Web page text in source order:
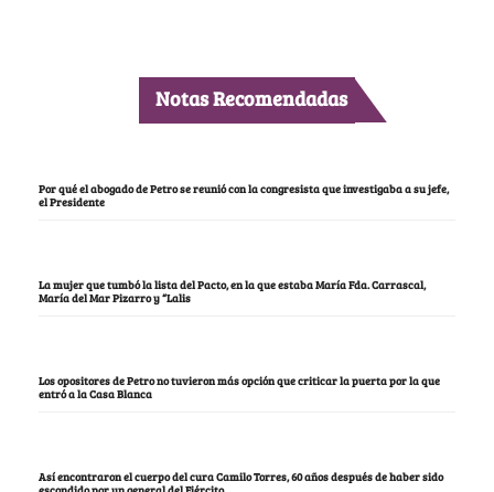
Notas Recomendadas
Por qué el abogado de Petro se reunió con la congresista que investigaba a su jefe,
el Presidente
La mujer que tumbó la lista del Pacto, en la que estaba María Fda. Carrascal,
María del Mar Pizarro y “Lalis
Los opositores de Petro no tuvieron más opción que criticar la puerta por la que
entró a la Casa Blanca
Así encontraron el cuerpo del cura Camilo Torres, 60 años después de haber sido